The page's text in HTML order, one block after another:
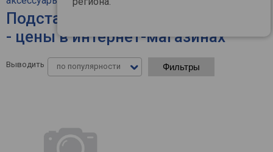
Подставки для ноутбуков Ugreen
- цены в интернет-магазинах
Выводить по популярности Фильтры